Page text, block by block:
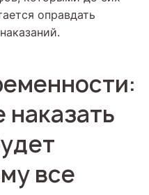
оправдать
наказать
все